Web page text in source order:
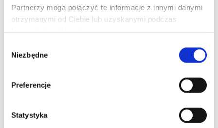
Partnerzy mogą połączyć te informacje z innymi danymi
otrzymanymi od Ciebie lub uzyskanymi podczas
zgody
Niezbędne
Preferencje
Statystyka
OBSESJA
Bear (Michael Johnston) platonicznie zakochany w swojej
przyjaciółce Nikki (Inde Navarrette), chce zdobyć serce ukochanej i
działa i chłopak otrzymuje dokładnie to, o co prosił, ale wkrótce
odkrywa, że niektóre pragnienia mają mroczną, złowrogą cenę.